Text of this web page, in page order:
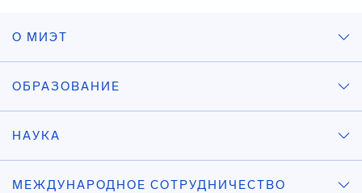
О МИЭТ
ОБРАЗОВАНИЕ
НАУКА
МЕЖДУНАРОДНОЕ СОТРУДНИЧЕСТВО